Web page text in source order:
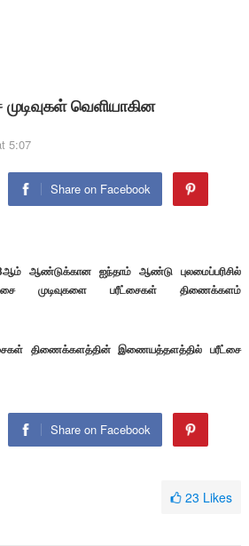
முடிவுகள் வெளியாகின
5:07
Share on Facebook
ஆண்டுக்கான ஐந்தாம் ஆண்டு புலமைப்பரிசில்
முடிவுகளை பரீட்சைகள் திணைக்களம்
திணைக்களத்தின் இணையத்தளத்தில் பரீட்சை
Share on Facebook
23 Likes